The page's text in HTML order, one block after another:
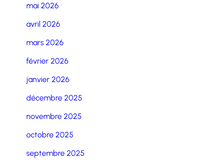
mai 2026
avril 2026
mars 2026
février 2026
janvier 2026
décembre 2025
novembre 2025
octobre 2025
septembre 2025